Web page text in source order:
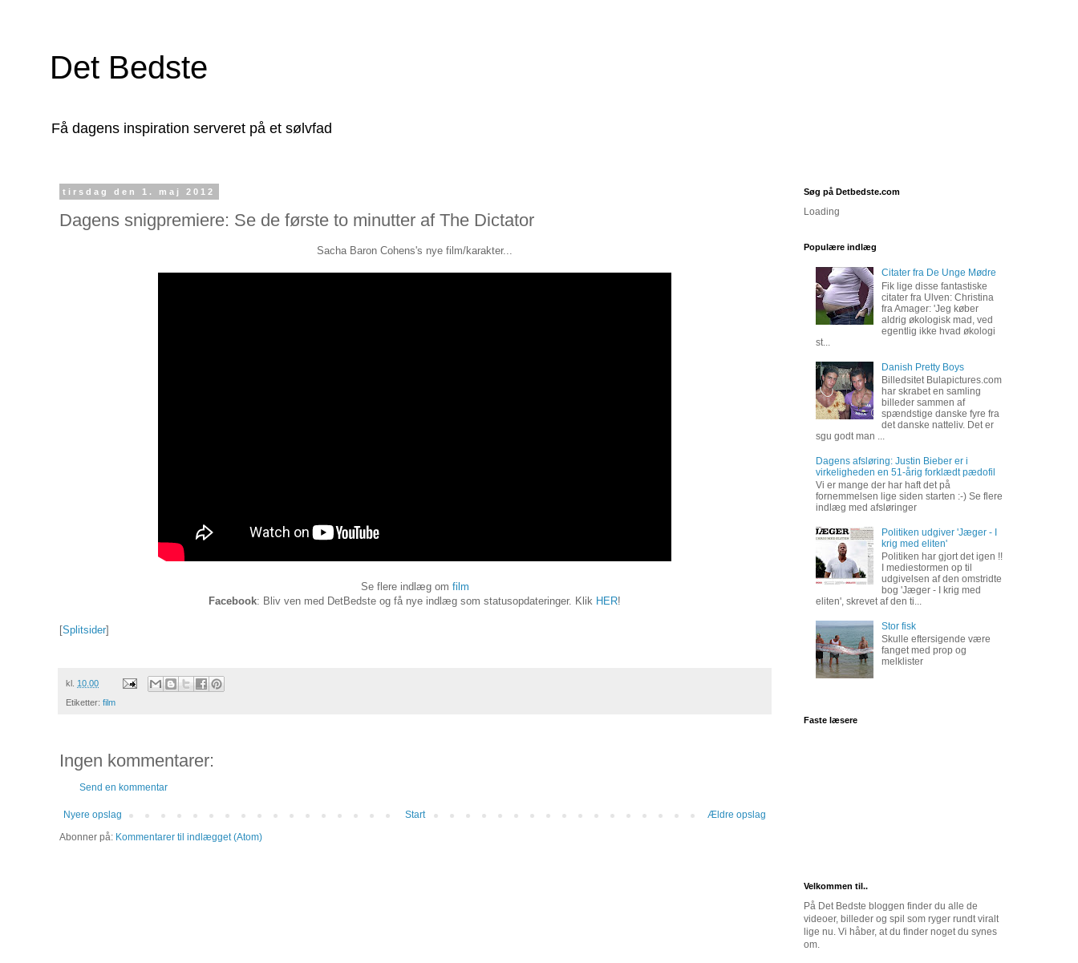
Det Bedste
Få dagens inspiration serveret på et sølvfad
tirsdag den 1. maj 2012
Dagens snigpremiere: Se de første to minutter af The Dictator
Sacha Baron Cohens's nye film/karakter...
Se flere indlæg om film
Facebook: Bliv ven med DetBedste og få nye indlæg som statusopdateringer. Klik HER!
[Splitsider]
kl. 10.00
Etiketter: film
Ingen kommentarer:
Send en kommentar
Nyere opslag Ældre opslag
Start
Abonner på: Kommentarer til indlægget (Atom)
Søg på Detbedste.com
Loading
Populære indlæg
Citater fra De Unge Mødre
Fik lige disse fantastiske
citater fra Ulven: Christina
fra Amager: 'Jeg køber
aldrig økologisk mad, ved
egentlig ikke hvad økologi
st...
Danish Pretty Boys
Billedsitet Bulapictures.com
har skrabet en samling
billeder sammen af
spændstige danske fyre fra
det danske natteliv. Det er
sgu godt man ...
Dagens afsløring: Justin Bieber er i
virkeligheden en 51-årig forklædt pædofil
Vi er mange der har haft det på
fornemmelsen lige siden starten :-) Se flere
indlæg med afsløringer
Politiken udgiver 'Jæger - I
krig med eliten'
Politiken har gjort det igen !!
I mediestormen op til
udgivelsen af den omstridte
bog 'Jæger - I krig med
eliten', skrevet af den ti...
Stor fisk
Skulle eftersigende være
fanget med prop og
melklister
Faste læsere
Velkommen til..
På Det Bedste bloggen finder du alle de
videoer, billeder og spil som ryger rundt viralt
lige nu. Vi håber, at du finder noget du synes
om.